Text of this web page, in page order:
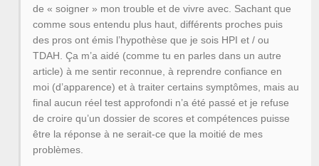
de « soigner » mon trouble et de vivre avec. Sachant que
comme sous entendu plus haut, différents proches puis
des pros ont émis l’hypothèse que je sois HPI et / ou
TDAH. Ça m’a aidé (comme tu en parles dans un autre
article) à me sentir reconnue, à reprendre confiance en
moi (d’apparence) et à traiter certains symptômes, mais au
final aucun réel test approfondi n’a été passé et je refuse
de croire qu’un dossier de scores et compétences puisse
être la réponse à ne serait-ce que la moitié de mes
problèmes.